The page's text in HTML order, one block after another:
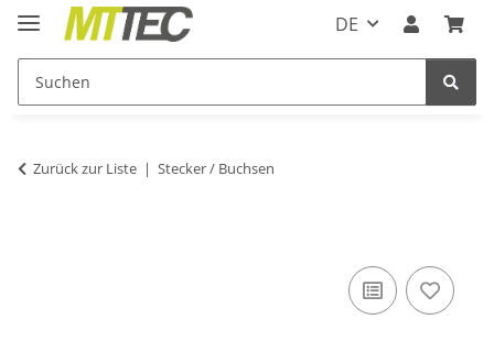
DE
Zurück zur Liste Stecker / Buchsen